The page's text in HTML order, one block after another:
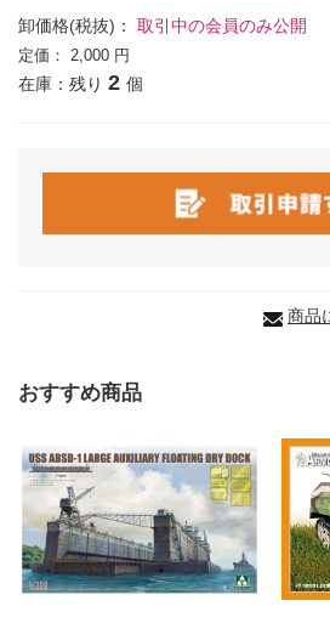
卸価格(税抜)： 取引中の会員のみ公開
定価： 2,000 円
在庫：残り 2 個
商品
おすすめ商品